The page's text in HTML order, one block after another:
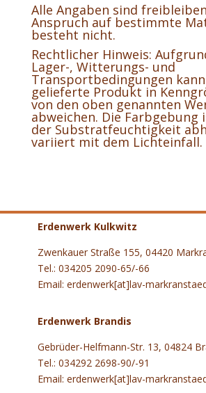
Alle Angaben sind
Anspruch auf bestimmte
besteht nicht.
Rechtlicher Hinweis:
Lager-, Witterungs- und
Transportbedingungen
gelieferte Produkt in
von den oben genannten
abweichen. Die Farbgebung
der Substratfeuchtigkeit
variiert mit dem Lichteinfall.
Erdenwerk Kulkwitz
Zwenkauer Straße 155, 04420
Tel.: 034205 2090-65/-66
Email: erdenwerk[at]lav-
Erdenwerk Brandis
Gebrüder-Helfmann-Str. 13, 04824
Tel.: 034292 2698-90/-91
Email: erdenwerk[at]lav-